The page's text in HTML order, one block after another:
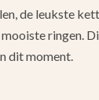
de leukste
ringen.
dit moment.